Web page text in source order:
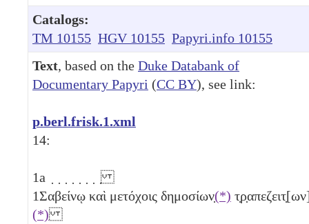
Catalogs:
TM 10155 HGV 10155 Papyri.info 10155
Text, based on the Duke Databank of
Documentary Papyri (CC BY), see link:
p.berl.frisk.1.xml
14:
1a ̣ ̣ ̣ ̣ ̣ ̣ ̣ ̣
1Σαβείνῳ καὶ μετόχοις δημοσίων̣(*)
(*)